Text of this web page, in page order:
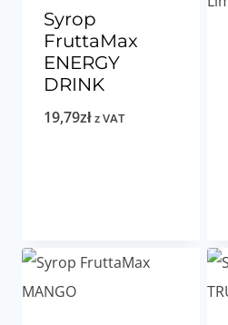
Syrop
FruttaMax
ENERGY
DRINK
19,79zł z VAT